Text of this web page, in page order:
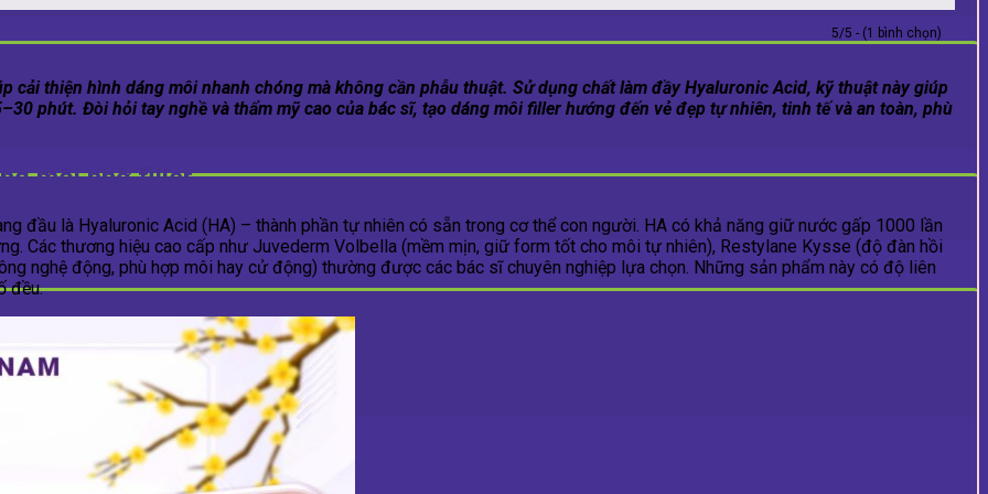
5/5 - (1 bình chọn)
cải thiện hình dáng môi nhanh chóng mà không cần phẫu thuật. Sử dụng chất làm đầy Hyaluronic Acid, kỹ thuật này giúp
phút. Đòi hỏi tay nghề và thẩm mỹ cao của bác sĩ, tạo dáng môi filler hướng đến vẻ đẹp tự nhiên, tinh tế và an toàn, phù
môi nhờ filler
đầu là Hyaluronic Acid (HA) – thành phần tự nhiên có sẵn trong cơ thể con người. HA có khả năng giữ nước gấp 1000 lần
Các thương hiệu cao cấp như Juvederm Volbella (mềm mịn, giữ form tốt cho môi tự nhiên), Restylane Kysse (độ đàn hồi
nghệ động, phù hợp môi hay cử động) thường được các bác sĩ chuyên nghiệp lựa chọn. Những sản phẩm này có độ liên
đều.